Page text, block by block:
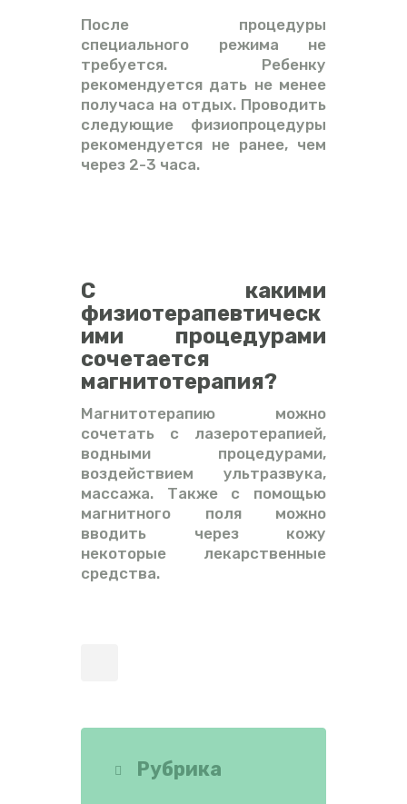
После процедуры
специального режима не
требуется. Ребенку
рекомендуется дать не менее
получаса на отдых. Проводить
следующие физиопроцедуры
рекомендуется не ранее, чем
через 2-3 часа.
С какими
физиотерапевтическ
ими процедурами
сочетается
магнитотерапия?
Магнитотерапию можно
сочетать с лазеротерапией,
водными процедурами,
воздействием ультразвука,
массажа. Также с помощью
магнитного поля можно
вводить через кожу
некоторые лекарственные
средства.
Рубрика